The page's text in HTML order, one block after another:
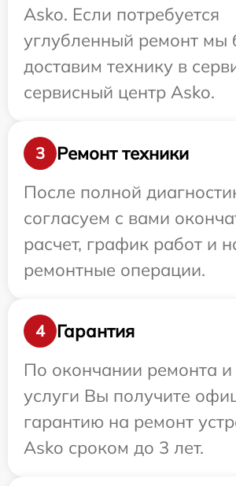
Asko. Если потребуется
углубленный ремонт мы
доставим технику в
сервисный центр Asko.
3
Ремонт техники
После полной
согласуем с вами
расчет, график работ и
ремонтные операции.
4
Гарантия
По окончании ремонта
услуги Вы получите
гарантию на ремонт
Asko сроком до 3 лет.